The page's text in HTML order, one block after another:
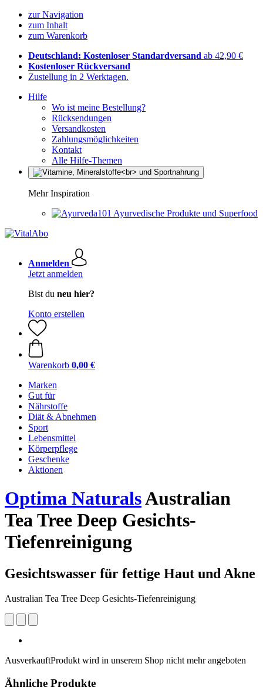
zur Navigation
zum Inhalt
zum Warenkorb
Deutschland: Kostenloser Standardversand ab 42,90 €
Kostenloser Rückversand
Zustellung in 2 Werktagen.
Hilfe
Wo ist meine Bestellung?
Rücksendungen
Versandkosten
Zahlungsmöglichkeiten
Kontakt
Alle Hilfe-Themen
Mehr Inspiration
Ayurvedische Produkte und Superfood
Anmelden
Jetzt anmelden
Bist du neu hier?
Konto erstellen
Warenkorb 0,00 €
Marken
Gut für
Nährstoffe
Diät & Abnehmen
Sport
Lebensmittel
Körperpflege
Geschenke
Aktionen
Optima NaturalsAustralian
Tea Tree Deep Gesichts-
Tiefenreinigung
Gesichtswasser für fettige Haut und Akne
Australian Tea Tree Deep Gesichts-Tiefenreinigung
AusverkauftProdukt wird in unserem Shop nicht mehr angeboten
Ähnliche Produkte